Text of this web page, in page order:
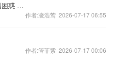
急难愁盼|云南网友补缴养老金遇困惑 当地查证答疑
作者:凌浩莺 2026-07-17 06:55
作者:管菲紫 2026-07-17 00:06